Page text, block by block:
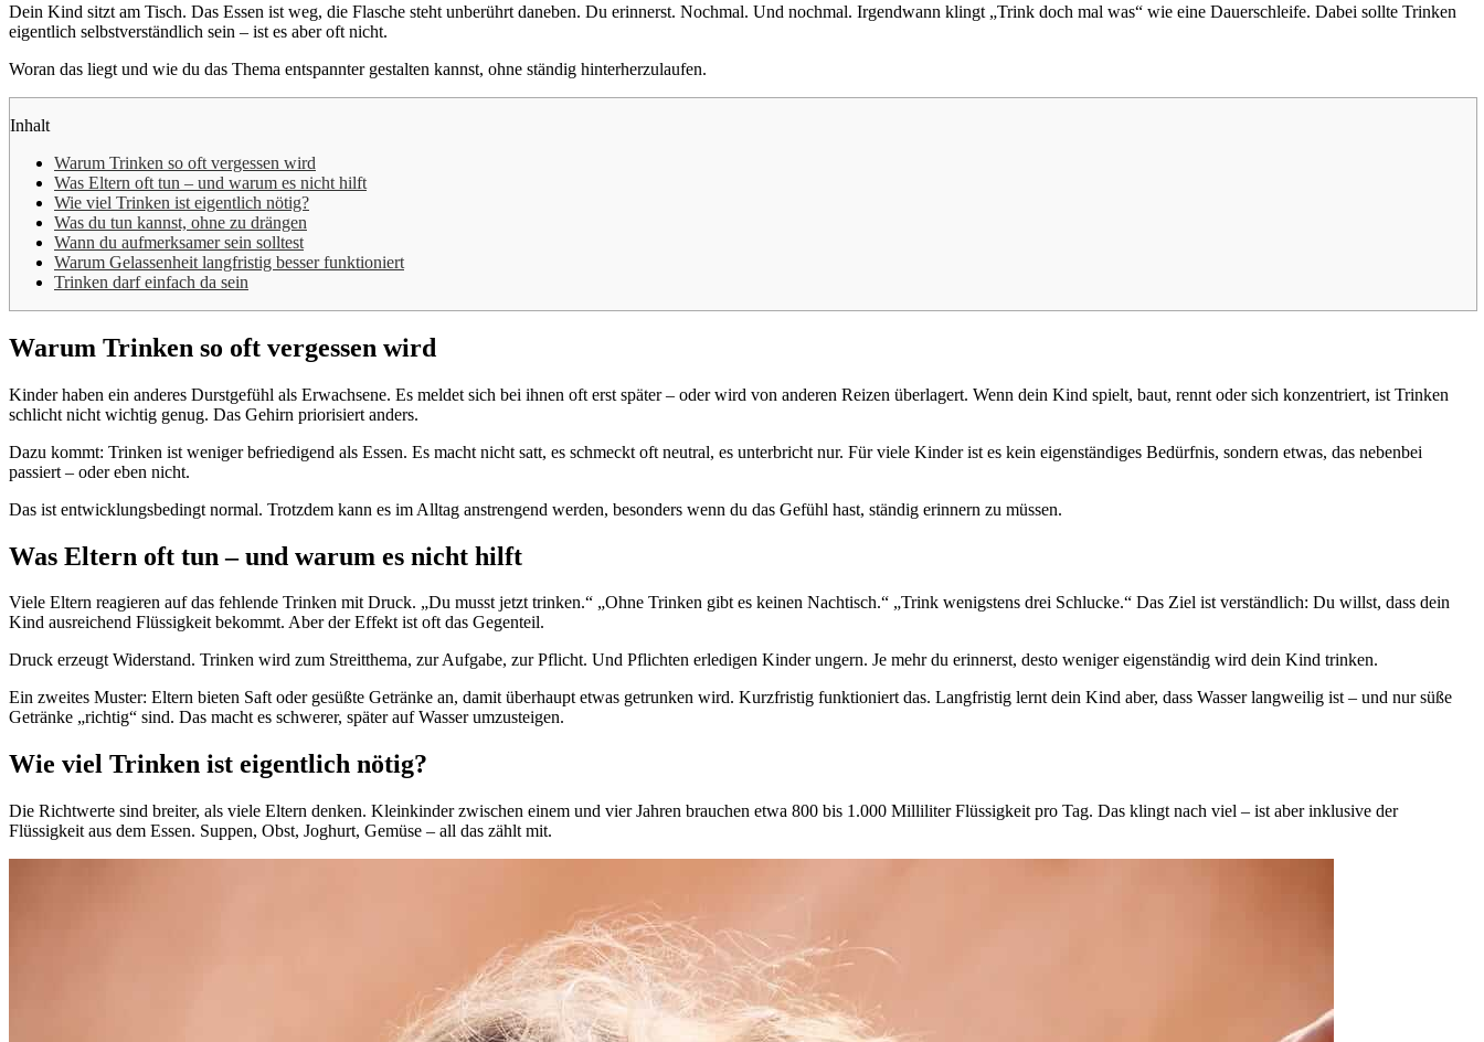
Dein Kind sitzt am Tisch. Das Essen ist weg, die Flasche steht unberührt daneben. Du erinnerst. Nochmal. Und nochmal. Irgendwann klingt „Trink doch mal was“ wie eine Dauerschleife. Dabei sollte Trinken
eigentlich selbstverständlich sein – ist es aber oft nicht.
Woran das liegt und wie du das Thema entspannter gestalten kannst, ohne ständig hinterherzulaufen.
Inhalt
Warum Trinken so oft vergessen wird
Was Eltern oft tun – und warum es nicht hilft
Wie viel Trinken ist eigentlich nötig?
Was du tun kannst, ohne zu drängen
Wann du aufmerksamer sein solltest
Warum Gelassenheit langfristig besser funktioniert
Trinken darf einfach da sein
Warum Trinken so oft vergessen wird
Kinder haben ein anderes Durstgefühl als Erwachsene. Es meldet sich bei ihnen oft erst später – oder wird von anderen Reizen überlagert. Wenn dein Kind spielt, baut, rennt oder sich konzentriert, ist Trinken
schlicht nicht wichtig genug. Das Gehirn priorisiert anders.
Dazu kommt: Trinken ist weniger befriedigend als Essen. Es macht nicht satt, es schmeckt oft neutral, es unterbricht nur. Für viele Kinder ist es kein eigenständiges Bedürfnis, sondern etwas, das nebenbei
passiert – oder eben nicht.
Das ist entwicklungsbedingt normal. Trotzdem kann es im Alltag anstrengend werden, besonders wenn du das Gefühl hast, ständig erinnern zu müssen.
Was Eltern oft tun – und warum es nicht hilft
Viele Eltern reagieren auf das fehlende Trinken mit Druck. „Du musst jetzt trinken.“ „Ohne Trinken gibt es keinen Nachtisch.“ „Trink wenigstens drei Schlucke.“ Das Ziel ist verständlich: Du willst, dass dein
Kind ausreichend Flüssigkeit bekommt. Aber der Effekt ist oft das Gegenteil.
Druck erzeugt Widerstand. Trinken wird zum Streitthema, zur Aufgabe, zur Pflicht. Und Pflichten erledigen Kinder ungern. Je mehr du erinnerst, desto weniger eigenständig wird dein Kind trinken.
Ein zweites Muster: Eltern bieten Saft oder gesüßte Getränke an, damit überhaupt etwas getrunken wird. Kurzfristig funktioniert das. Langfristig lernt dein Kind aber, dass Wasser langweilig ist – und nur süße
Getränke „richtig“ sind. Das macht es schwerer, später auf Wasser umzusteigen.
Wie viel Trinken ist eigentlich nötig?
Die Richtwerte sind breiter, als viele Eltern denken. Kleinkinder zwischen einem und vier Jahren brauchen etwa 800 bis 1.000 Milliliter Flüssigkeit pro Tag. Das klingt nach viel – ist aber inklusive der
Flüssigkeit aus dem Essen. Suppen, Obst, Joghurt, Gemüse – all das zählt mit.